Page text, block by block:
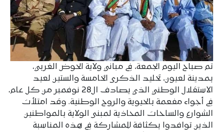
تم صباح اليوم الجمعة، في مباني ولاية الحوض الغربي،
بمدينة لعيون، تخليد الذكرى الخامسة والستين لعيد
الاستقلال الوطني الذي يصادف ال28 نوفمبر من كل عام،
في أجواء مفعمة بالحيوية والروح الوطنية. وقد امتلأت
الشوارع والساحات المحاذية لمبنى الولاية بالمواطنين
الذين توافدوا بكثافة للمشاركة في هذه المناسبة